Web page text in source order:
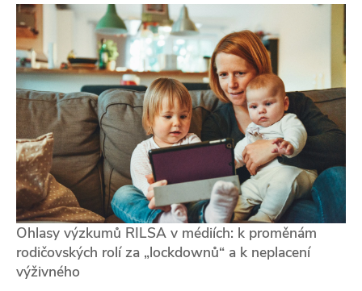
Ohlasy výzkumů RILSA v médiích: k proměnám
rodičovských rolí za „lockdownů“ a k neplacení
výživného